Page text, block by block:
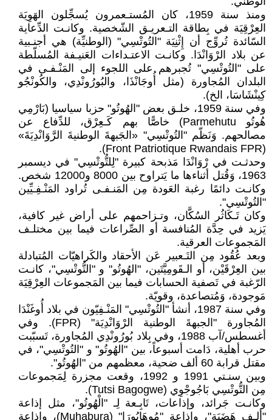
ومنذ سنة 1959، كان المُستـعمرون يُسجِّلون الهَوِيَة
العِرْقِيَة في بِطاقة التـعريـق الشّخصية. وكانـت الدِّعاية
السّائدة تُروِّج أن إِثْنِيَة "التُوتْسِي" (الوطنيِّة) هي أجنـبية
عن بلاد الرْوَانْدَا. وكانـت الاعتـداءات العَنيـفة المُسلّطة
على "التُوتْسِي" تُجبرهم على اللجوء إلى المَنْـفـى في
البلدان المُجاورة (مثل أُوجَانْذَا، والبُورُونْدِي، والكُونْجُو
كِينْشَاسَا، الخ).
وفي سنة 1959، خلـق بعض "الهُوتُو" حزبا سياسيا (بَارْمِي
هُوتُو Parmehutu) خاصًّا بهم كَـعِرْق، للدِّفاع عن
مصالحهم. وَنَظّم "التُوتْسِي" «الجَبهةَ الوطنيةَ الرَّوَانْدِيَةَ»
(Front Patriotique Rwandais FPR).
وحدثـت في رْوَانْدَا مَذبحة كبيرة "لِلتُّوتْسِي" في ديسمبر
1963، وَقُتل أثناءها ما يَتراوح بين 8000 و12000 شخص.
وكانـت دائمًا رغبة العَودة مِن المَنـفـى تُراود المَنْـفِـيِّين
"التُوتْسِي".
وكان تَـكَاثُر السُكَّان، وتـزاحمهم على أراض غير كافية،
يَزيد في حِدَّة المُنافسة أو الصِّراعات فيما بين مختلـف
المَجموعات العرقية.
وبعد عُقُود مِن التَـعبير عَن الأحقاد والكَراهيّات المُتبادلة
بين العِرْقَيْن، أو الـقَومِيَّتَين، "الهُوتُو" و "التُّوتْسِي"، كانـت
الرّغبة في تَصفية الحسابات فيما بين المَجموعات العِرْقِيَة
مَوجودة، وَمُتصاعدة، وقويّة.
وفي سنة 1987، أنشأ "التُوتْسِي" المَنْـفِيّون في بلاد أُوغَنْدَا
المُجاورة "الجبهةَ الوطنية الرْوَانْدِيَة" (FPR). وفي
أغسطس/آب 1988، وفي بِلاد بُورُونْدِي المُجاورة، تَسبّبت
حرب أهلية، دَامت أسبوعاً، بين "الهُوتُو" و "التُوتْسِي"، في
مقتل قرابة 60 ألف ضحية، معظمهم من "الهُوتُو".
وبين سنـتي 1991 و 1992، وقعت مجزرة لِمَجموعات
مِن التُّوتْسِي بَاجُوجْوِي (Tutsi Bagogwe).
وكانـت جَرائد، وإذاعات، تَابِـعة لِـ "الْهُوتُو"، مثل إذاعة
"ألـف هَضَبَة"، وإذاعة "مُوهَابُورَا" (Muhabura)، وإذاعة